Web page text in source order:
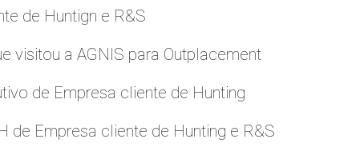
de Huntign e R&S
visitou a AGNIS para Outplacement
de Empresa cliente de Hunting
de Empresa cliente de Hunting e R&S